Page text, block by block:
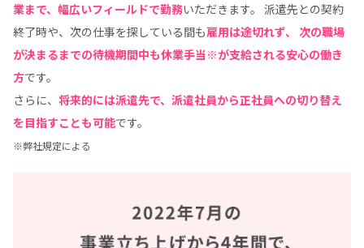
業まで、幅広いフィールドで勤務いただきます。 派遣先との契約
終了時や、次の仕事を探している間も雇用は途切れず、
次の職場
が決まるまでの待機期間中も休業手当※が支給される安心の働き
方です。
さらに、 将来的には派遣先で、派遣社員から正社員への切り替え
を目指すことも可能です。
※弊社規定による